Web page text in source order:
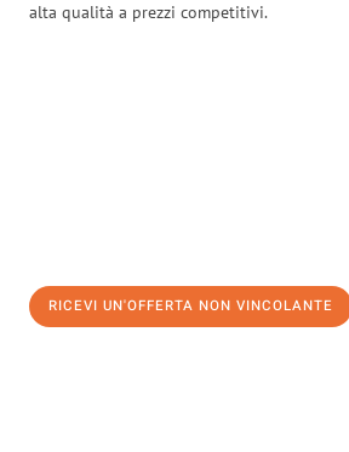
alta qualità a prezzi competitivi.
RICEVI UN'OFFERTA NON VINCOLANTE